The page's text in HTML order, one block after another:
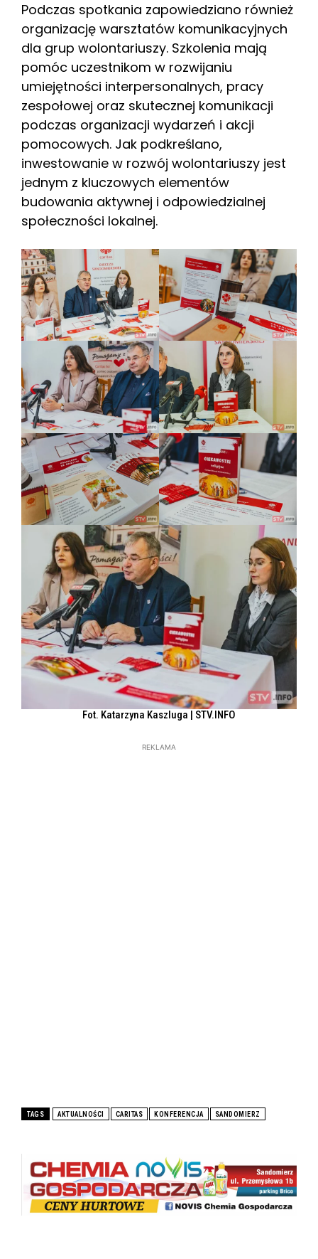
Podczas spotkania zapowiedziano również
organizację warsztatów komunikacyjnych
dla grup wolontariuszy. Szkolenia mają
pomóc uczestnikom w rozwijaniu
umiejętności interpersonalnych, pracy
zespołowej oraz skutecznej komunikacji
podczas organizacji wydarzeń i akcji
pomocowych. Jak podkreślano,
inwestowanie w rozwój wolontariuszy jest
jednym z kluczowych elementów
budowania aktywnej i odpowiedzialnej
społeczności lokalnej.
Fot. Katarzyna Kaszluga | STV.INFO
REKLAMA
TAGS AKTUALNOŚCI CARITAS KONFERENCJA SANDOMIERZ